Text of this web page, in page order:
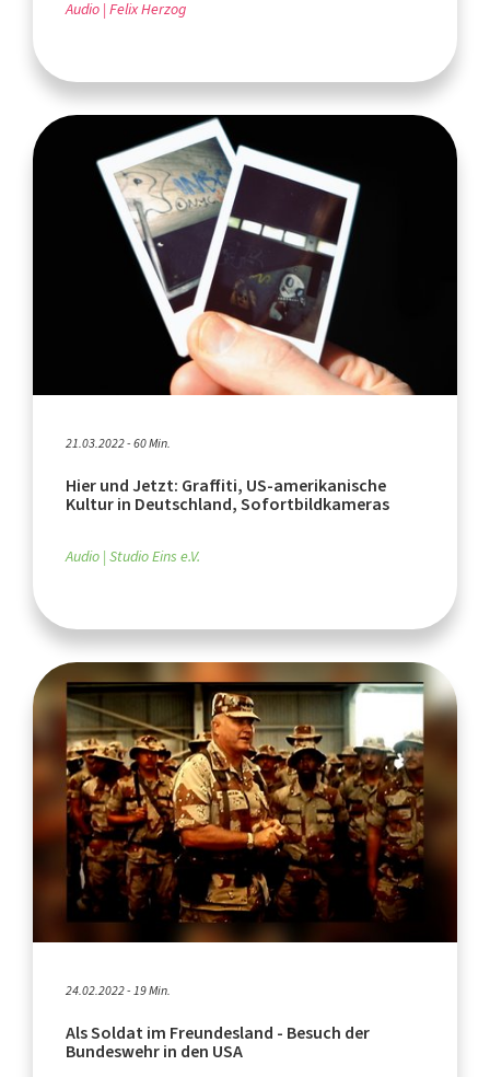
Audio Felix Herzog
21.03.2022 - 60 Min.
Hier und Jetzt: Graffiti, US-amerikanische
Kultur in Deutschland, Sofortbildkameras
Audio Studio Eins e.V.
24.02.2022 - 19 Min.
Als Soldat im Freundesland - Besuch der
Bundeswehr in den USA